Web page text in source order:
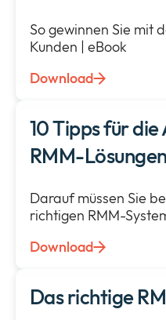
So gewinnen Sie mit
Kunden | eBook
Download
10 Tipps für
RMM-Lösungen
Darauf müssen Sie
richtigen RMM-
Download
Das richtige